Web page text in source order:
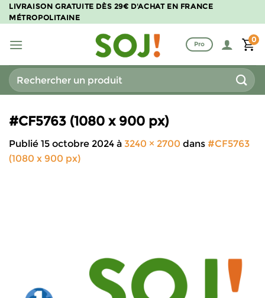
Passer
au
LIVRAISON GRATUITE DÈS 29€ D'ACHAT EN FRANCE
MÉTROPOLITAINE
Pro
0
Recherche
pour :
#CF5763 (1080 x 900 px)
Publié 15 octobre 2024 à 3240 × 2700 dans #CF5763
(1080 x 900 px)